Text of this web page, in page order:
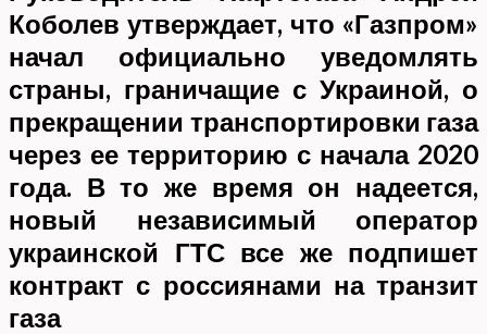
Коболев утверждает, что «Газпром»
начал официально уведомлять
страны, граничащие с Украиной, о
прекращении транспортировки газа
через ее территорию с начала 2020
года. В то же время он надеется,
новый независимый оператор
украинской ГТС все же подпишет
контракт с россиянами на транзит
газа